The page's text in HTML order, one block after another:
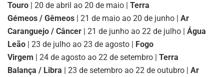
Touro | 20 de abril ao 20 de maio | Terra
Gémeos / Gêmeos | 21 de maio ao 20 de junho | Ar
Caranguejo / Câncer | 21 de junho ao 22 de julho | Água
Leão | 23 de julho ao 23 de agosto |
Fogo
Virgem | 24 de agosto ao 22 de setembro | Terra
Balança / Libra | 23 de setembro ao 22 de outubro | Ar